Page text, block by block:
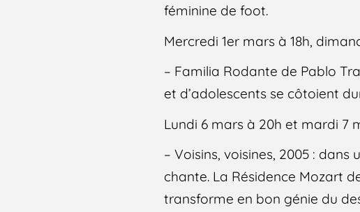
féminine de foot.
Mercredi 1er mars à 18h,
– Familia Rodante de Pablo
et d’adolescents se côtoient
Lundi 6 mars à 20h et mardi 7
– Voisins, voisines, 2005 :
chante. La Résidence Mozart
transforme en bon génie du